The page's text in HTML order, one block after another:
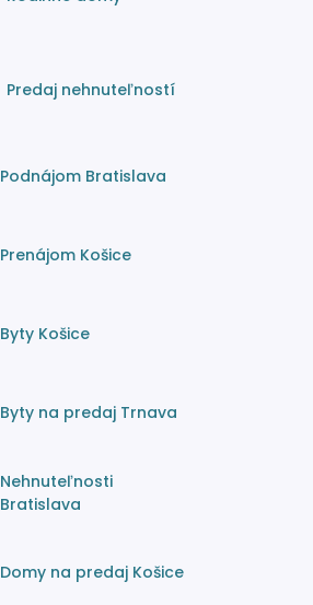
Predaj nehnuteľností
Podnájom Bratislava
Prenájom Košice
Byty Košice
Byty na predaj Trnava
Nehnuteľnosti
Bratislava
Domy na predaj Košice